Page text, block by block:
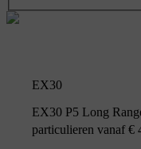
EX30
EX30 P5 Long
particulieren vanaf €